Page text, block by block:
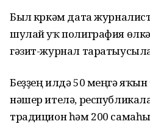
Был күркәм дата
шулай уҡ полиграфия
гәзит-журнал
Беҙҙең илдә 50 меңгә
нәшер ителә,
традицион һәм 200